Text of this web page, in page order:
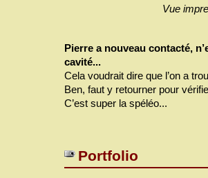
Vue
Pierre a nouveau contacté,
cavité...
Cela voudrait dire que l’on a
Ben, faut y retourner pour
C’est super la spéléo...
Portfolio